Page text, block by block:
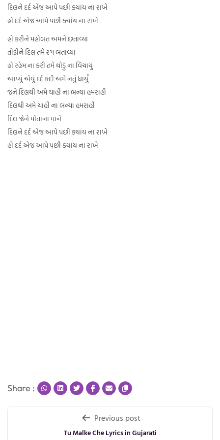
દિલને દર્દ એજ આપે પછી ક્યાંય ના રાખે
હો દર્દ એજ આપે પછી ક્યાંય ના રાખે
હો કરીને મહોબત અમને છતાવ્યા
તોડીને દિલ તમે રંગ બતાવ્યા
હો રહેમ ના કરી તમે થોડું ના વિચાયું
આપ્યું એવું દર્દ કદી અમે નતું ધાર્યું
જને દિલથી અમે ચાહી ના બન્યા હમરાહી
દિલથી અમે ચાહી ના બન્યા હમરાહી
દિલ જેને પોતાના માને
દિલને દર્દ એજ આપે પછી ક્યાંય ના રાખે
હો દર્દ એજ આપે પછી ક્યાંય ના રાખે
Share :
Previous post
Tu Malke Che Lyrics in Gujarati